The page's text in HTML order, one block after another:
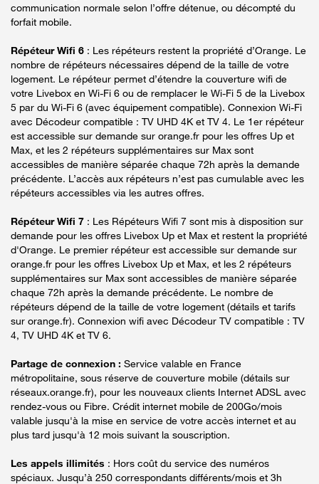
communication normale selon l’offre détenue, ou décompté du
forfait mobile.
Répéteur Wifi 6 : Les répéteurs restent la propriété d’Orange. Le
nombre de répéteurs nécessaires dépend de la taille de votre
logement. Le répéteur permet d’étendre la couverture wifi de
votre Livebox en Wi-Fi 6 ou de remplacer le Wi-Fi 5 de la Livebox
5 par du Wi-Fi 6 (avec équipement compatible). Connexion Wi-Fi
avec Décodeur compatible : TV UHD 4K et TV 4. Le 1er répéteur
est accessible sur demande sur orange.fr pour les offres Up et
Max, et les 2 répéteurs supplémentaires sur Max sont
accessibles de manière séparée chaque 72h après la demande
précédente. L’accès aux répéteurs n’est pas cumulable avec les
répéteurs accessibles via les autres offres.
Répéteur Wifi 7 : Les Répéteurs Wifi 7 sont mis à disposition sur
demande pour les offres Livebox Up et Max et restent la propriété
d'Orange. Le premier répéteur est accessible sur demande sur
orange.fr pour les offres Livebox Up et Max, et les 2 répéteurs
supplémentaires sur Max sont accessibles de manière séparée
chaque 72h après la demande précédente. Le nombre de
répéteurs dépend de la taille de votre logement (détails et tarifs
sur orange.fr). Connexion wifi avec Décodeur TV compatible : TV
4, TV UHD 4K et TV 6.
Partage de connexion : Service valable en France
métropolitaine, sous réserve de couverture mobile (détails sur
réseaux.orange.fr), pour les nouveaux clients Internet ADSL avec
rendez-vous ou Fibre. Crédit internet mobile de 200Go/mois
valable jusqu'à la mise en service de votre accès internet et au
plus tard jusqu'à 12 mois suivant la souscription.
Les appels illimités : Hors coût du service des numéros
spéciaux. Jusqu’à 250 correspondants différents/mois et 3h